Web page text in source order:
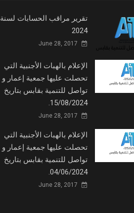
تقرير مراقب الحسابات لسنة
2024
الإعلام بالهبات الأجنبية التي
تحصلت عليها جمعية إعمار و
تواصل للتنمية بقابس بتاريخ
15/08/2024.
الإعلام بالهبات الأجنبية التي
تحصلت عليها جمعية إعمار و
تواصل للتنمية بقابس بتاريخ
04/06/2024.